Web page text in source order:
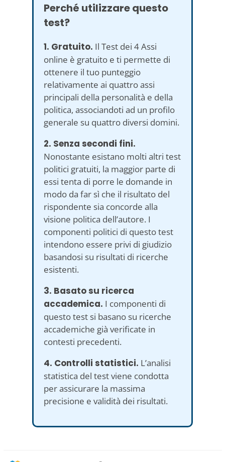
Perché utilizzare questo
test?
1. Gratuito. Il Test dei 4 Assi
online è gratuito e ti permette di
ottenere il tuo punteggio
relativamente ai quattro assi
principali della personalità e della
politica, associandoti ad un profilo
generale su quattro diversi domini.
2. Senza secondi fini.
Nonostante esistano molti altri test
politici gratuiti, la maggior parte di
essi tenta di porre le domande in
modo da far sì che il risultato del
rispondente sia concorde alla
visione politica dell’autore. I
componenti politici di questo test
intendono essere privi di giudizio
basandosi su risultati di ricerche
esistenti.
3. Basato su ricerca
accademica. I componenti di
questo test si basano su ricerche
accademiche già verificate in
contesti precedenti.
4. Controlli statistici. L’analisi
statistica del test viene condotta
per assicurare la massima
precisione e validità dei risultati.